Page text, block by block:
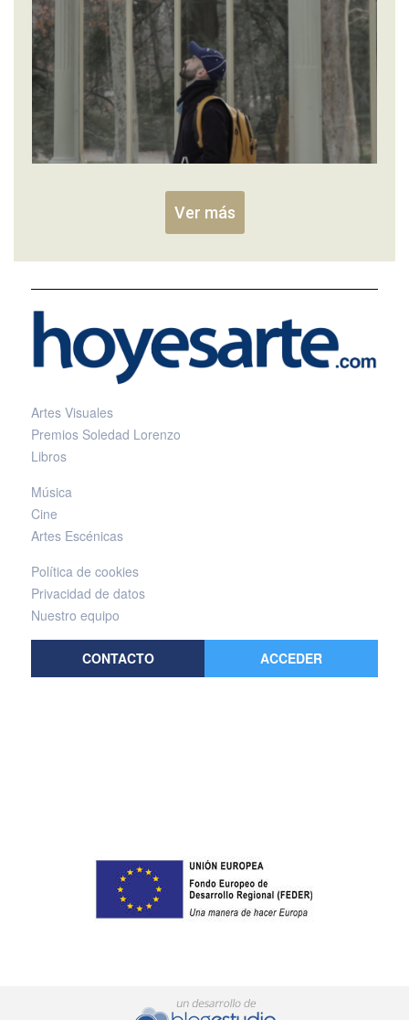
Ver más
Artes Visuales
Premios Soledad Lorenzo
Libros
Música
Cine
Artes Escénicas
Política de cookies
Privacidad de datos
Nuestro equipo
CONTACTO ACCEDER